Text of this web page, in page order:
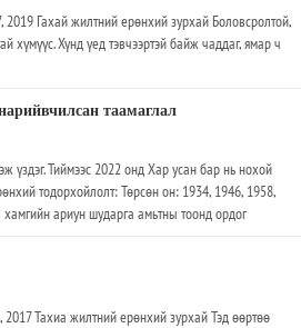
Гахай жилтний ерөнхий зурхай Боловсролтой,
хүмүүс. Хүнд үед тэвчээртэй байж чаддаг, ямар ч
таамаглал
үздэг. Тиймээс 2022 онд Хар усан бар нь нохой
тодорхойлолт: Төрсөн он: 1934, 1946, 1958,
ариун шударга амьтны тоонд ордог
Тахиа жилтний ерөнхий зурхай Тэд өөртөө